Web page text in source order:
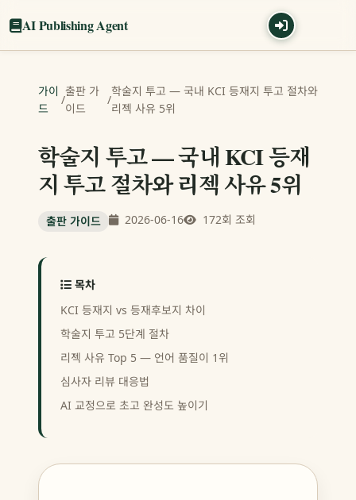
AI Publishing Agent
가이
드
/
출판 가
이드
/
학술지 투고 — 국내 KCI 등재지 투고 절차와
리젝 사유 5위
학술지 투고 — 국내 KCI 등재
지 투고 절차와 리젝 사유 5위
출판 가이드 2026-06-16 172회 조회
목차
KCI 등재지 vs 등재후보지 차이
학술지 투고 5단계 절차
리젝 사유 Top 5 — 언어 품질이 1위
심사자 리뷰 대응법
AI 교정으로 초고 완성도 높이기